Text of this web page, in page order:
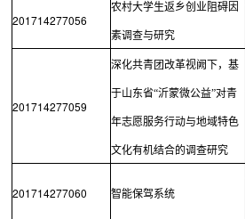
201714277056
农村大学生返乡创业阻碍因
素调查与研究
201714277059
深化共青团改革视阙下，基
于山东省“沂蒙微公益”对青
年志愿服务行动与地域特色
文化有机结合的调查研究
201714277060 智能保驾系统